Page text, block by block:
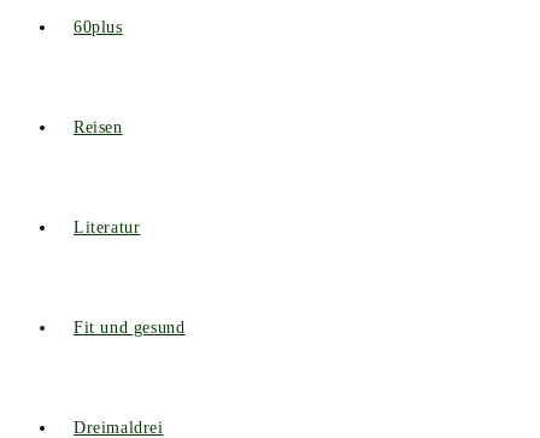
60plus
Reisen
Literatur
Fit und gesund
Dreimaldrei